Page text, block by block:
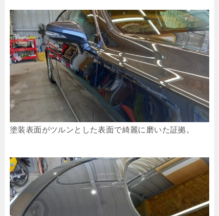
塗装表面がツルンとした表面で綺麗に磨いた証拠。